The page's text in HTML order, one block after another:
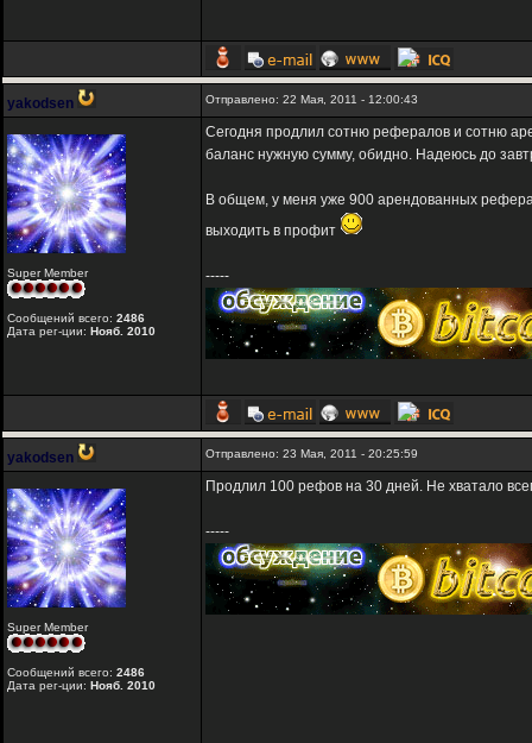
yakodsen Отправлено: 22 Мая, 2011 - 12:00:43
Super Member
Сообщений всего: 2486
Дата рег-ции: Нояб. 2010
Сегодня продлил сотню рефералов и сотню
баланс нужную сумму, обидно. Надеюсь до
В общем, у меня уже 900 арендованных
выходить в профит
-----
yakodsen Отправлено: 23 Мая, 2011 - 20:25:59
Super Member
Сообщений всего: 2486
Дата рег-ции: Нояб. 2010
Продлил 100 рефов на 30 дней. Не хватало
-----